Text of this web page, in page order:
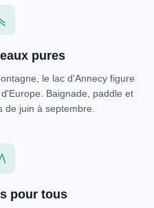
pures
le lac d'Annecy figure
Baignade, paddle et
de juin à septembre.
pour tous